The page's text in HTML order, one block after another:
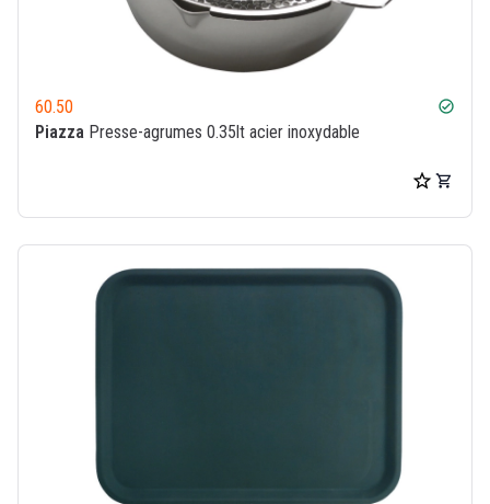
60.50 check_circle
Piazza Presse-agrumes 0.35lt acier inoxydable